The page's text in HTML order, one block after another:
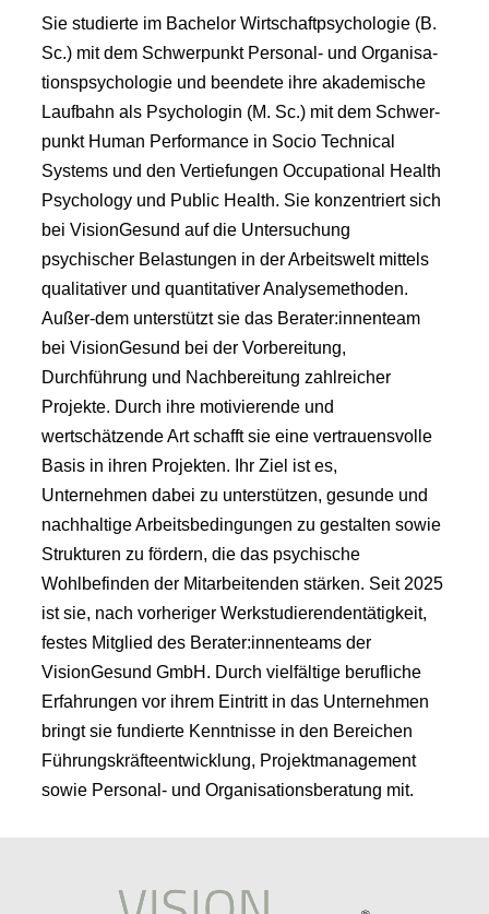
Sie studierte im Bachelor Wirtschaftpsychologie (B.
Sc.) mit dem Schwerpunkt Personal- und Organisa-
tionspsychologie und beendete ihre akademische
Laufbahn als Psychologin (M. Sc.) mit dem Schwer-
punkt Human Performance in Socio Technical
Systems und den Vertiefungen Occupational Health
Psychology und Public Health. Sie konzentriert sich
bei VisionGesund auf die Untersuchung
psychischer Belastungen in der Arbeitswelt mittels
qualitativer und quantitativer Analysemethoden.
Außer-dem unterstützt sie das Berater:innenteam
bei VisionGesund bei der Vorbereitung,
Durchführung und Nachbereitung zahlreicher
Projekte. Durch ihre motivierende und
wertschätzende Art schafft sie eine vertrauensvolle
Basis in ihren Projekten. Ihr Ziel ist es,
Unternehmen dabei zu unterstützen, gesunde und
nachhaltige Arbeitsbedingungen zu gestalten sowie
Strukturen zu fördern, die das psychische
Wohlbefinden der Mitarbeitenden stärken. Seit 2025
ist sie, nach vorheriger Werkstudierendentätigkeit,
festes Mitglied des Berater:innenteams der
VisionGesund GmbH. Durch vielfältige berufliche
Erfahrungen vor ihrem Eintritt in das Unternehmen
bringt sie fundierte Kenntnisse in den Bereichen
Führungskräfteentwicklung, Projektmanagement
sowie Personal- und Organisationsberatung mit.